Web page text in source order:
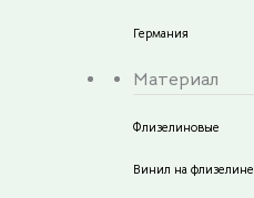
Германия
Материал
Флизелиновые
Винил на флизелине